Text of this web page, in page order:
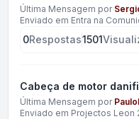
Última Mensagem por
Enviado em Entra na
0Respostas1501
Cabeça de motor
Última Mensagem por
Enviado em Projectos Leon